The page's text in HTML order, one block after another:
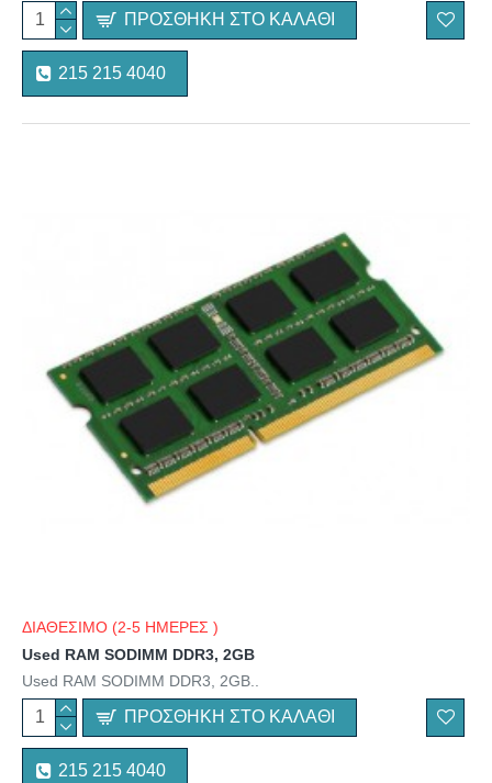
ΠΡΟΣΘΉΚΗ ΣΤΟ ΚΑΛΆΘΙ
215 215 4040
ΔΙΑΘΕΣΙΜΟ (2-5 ΗΜΕΡΕΣ )
Used RAM SODIMM DDR3, 2GB
Used RAM SODIMM DDR3, 2GB..
ΠΡΟΣΘΉΚΗ ΣΤΟ ΚΑΛΆΘΙ
215 215 4040